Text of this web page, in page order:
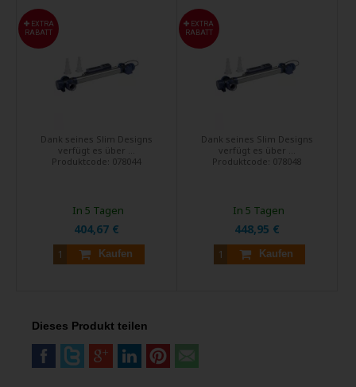
EXTRA
RABATT
Dank seines Slim Designs
verfügt es über ...
Produktcode: 078044
404,67 €
Kaufen
In 5 Tagen
EXTRA
RABATT
Dank seines Slim Designs
verfügt es über ...
Produktcode: 078048
448,95 €
Kaufen
In 5 Tagen
Dieses Produkt teilen